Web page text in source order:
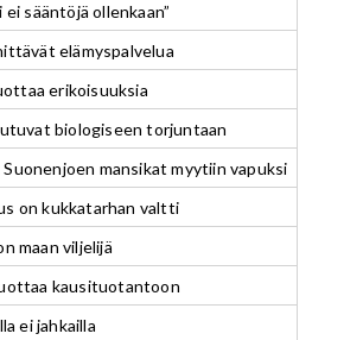
sääntöjä ollenkaan”
elämyspalvelua
erikoisuuksia
biologiseen torjuntaan
mansikat myytiin vapuksi
on kukkatarhan valtti
maan viljelijä
kausituotantoon
ei jahkailla